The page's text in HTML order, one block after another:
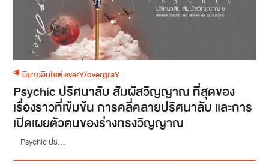
นิยายอินไซต์ everY/overgraY
Psychic ปริศนาลับ สัมผัสวิญญาณ ที่สุดของ
เรื่องราวที่เข้มข้น การคลี่คลายปริศนาลับ และการ
เปิดเผยตัวตนของร่างทรงวิญญาณ
Psychic ปริ...